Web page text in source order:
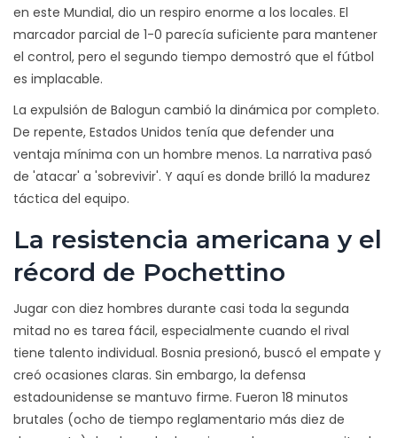
en este Mundial, dio un respiro enorme a los locales. El
marcador parcial de 1-0 parecía suficiente para mantener
el control, pero el segundo tiempo demostró que el fútbol
es implacable.
La expulsión de Balogun cambió la dinámica por completo.
De repente, Estados Unidos tenía que defender una
ventaja mínima con un hombre menos. La narrativa pasó
de 'atacar' a 'sobrevivir'. Y aquí es donde brilló la madurez
táctica del equipo.
La resistencia americana y el
récord de Pochettino
Jugar con diez hombres durante casi toda la segunda
mitad no es tarea fácil, especialmente cuando el rival
tiene talento individual. Bosnia presionó, buscó el empate y
creó ocasiones claras. Sin embargo, la defensa
estadounidense se mantuvo firme. Fueron 18 minutos
brutales (ocho de tiempo reglamentario más diez de